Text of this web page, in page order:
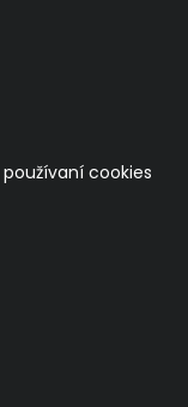
cookies